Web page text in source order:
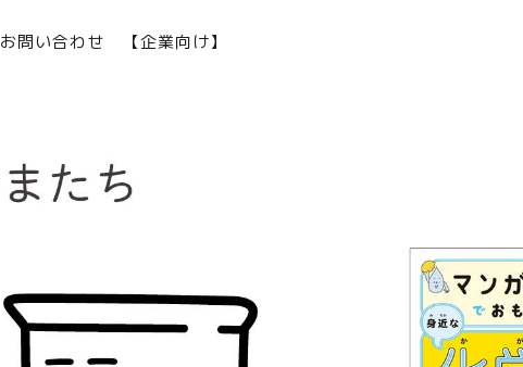
お問い合わせ 【企業向け】